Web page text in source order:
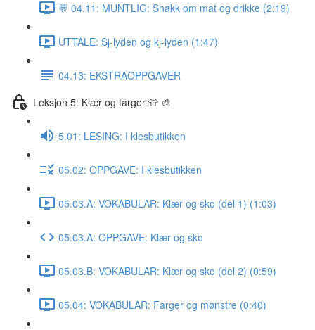
💬 04.11: MUNTLIG: Snakk om mat og drikke (2:19)
UTTALE: Sj-lyden og kj-lyden (1:47)
04.13: EKSTRAOPPGAVER
Leksjon 5: Klær og farger 👕 🎨
5.01: LESING: I klesbutikken
05.02: OPPGAVE: I klesbutikken
05.03.A: VOKABULAR: Klær og sko (del 1) (1:03)
05.03.A: OPPGAVE: Klær og sko
05.03.B: VOKABULAR: Klær og sko (del 2) (0:59)
05.04: VOKABULAR: Farger og mønstre (0:40)